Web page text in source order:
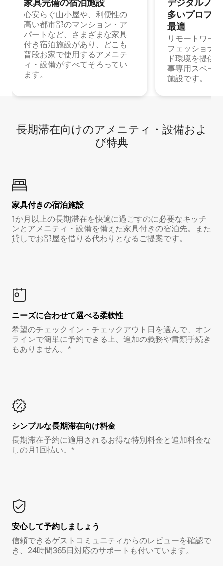
家具完備の宿⁠泊⁠施⁠設
心安らぐ山小屋や、利便性の
高い都市部のマンション・ア
パートなど、さまざまな家具
付き宿泊施設があり、どこも
普段お家で使用するアメニテ
ィ・設備がすべてそろってい
ます。
デジタルノ
多⁠いプ⁠ロ⁠フ⁠
最⁠適
リモートワー
フェッショナ
ド環境を提供
事専用スペー
施設です。
長期滞在向け⁠のア⁠メ⁠ニ⁠テ⁠ィ⁠・設⁠備⁠およ
び特⁠典
家具付き⁠の宿⁠泊⁠施⁠設
1か月以上の長期滞在を快適に過ごすのに必要なキッチ
ンとアメニティ・設備を備えた家具付きの宿泊先。また
貸しでお部屋を借りる代わりとなるご提案です。
ニーズに合わせて選べる柔軟性
希望のチェックイン・チェックアウト日を選んで、オン
ラインで簡単に予約できる上、追加の義務や書類手続き
もありません。*
シンプルな長期滞在向け料金
長期滞在予約に適用されるお得な特別料金と追加料金な
しの月1回払い。*
安心して予約しましょう
信頼できるゲストコミュニティからのレビューを確認で
き、24時間365日対応のサポートも付いています。